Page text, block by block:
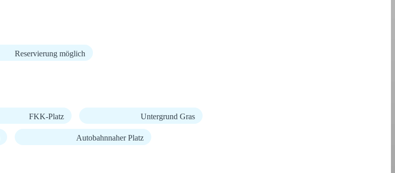
Reservierung möglich
FKK-Platz Untergrund Gras
Autobahnnaher Platz